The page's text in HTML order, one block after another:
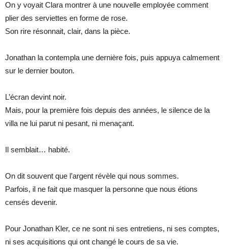
On y voyait Clara montrer à une nouvelle employée comment
plier des serviettes en forme de rose.
Son rire résonnait, clair, dans la pièce.
Jonathan la contempla une dernière fois, puis appuya calmement
sur le dernier bouton.
L’écran devint noir.
Mais, pour la première fois depuis des années, le silence de la
villa ne lui parut ni pesant, ni menaçant.
Il semblait… habité.
On dit souvent que l’argent révèle qui nous sommes.
Parfois, il ne fait que masquer la personne que nous étions
censés devenir.
Pour Jonathan Kler, ce ne sont ni ses entretiens, ni ses comptes,
ni ses acquisitions qui ont changé le cours de sa vie.